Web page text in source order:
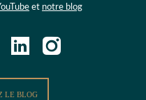
et notre blog
LE BLOG